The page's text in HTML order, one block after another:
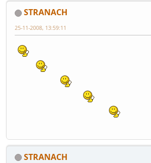
STRANACH
25-11-2008, 13:59:11
STRANACH